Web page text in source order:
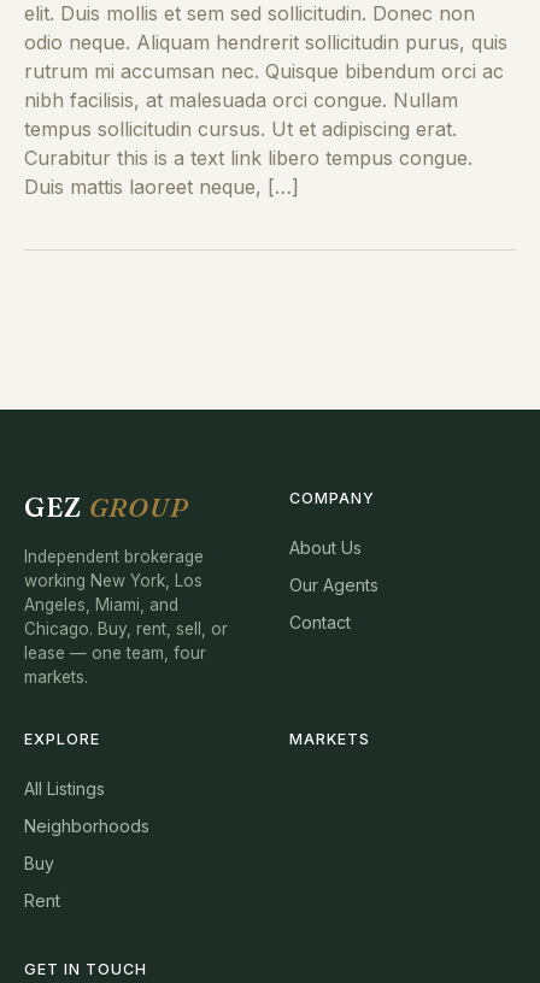
elit. Duis mollis et sem sed sollicitudin. Donec non
odio neque. Aliquam hendrerit sollicitudin purus, quis
rutrum mi accumsan nec. Quisque bibendum orci ac
nibh facilisis, at malesuada orci congue. Nullam
tempus sollicitudin cursus. Ut et adipiscing erat.
Curabitur this is a text link libero tempus congue.
Duis mattis laoreet neque, […]
GEZ GROUP
Independent brokerage
working New York, Los
Angeles, Miami, and
Chicago. Buy, rent, sell, or
lease — one team, four
markets.
COMPANY
About Us
Our Agents
Contact
EXPLORE
All Listings
Neighborhoods
Buy
Rent
MARKETS
GET IN TOUCH